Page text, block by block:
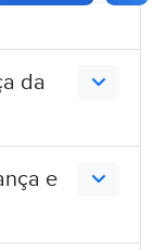
da
e